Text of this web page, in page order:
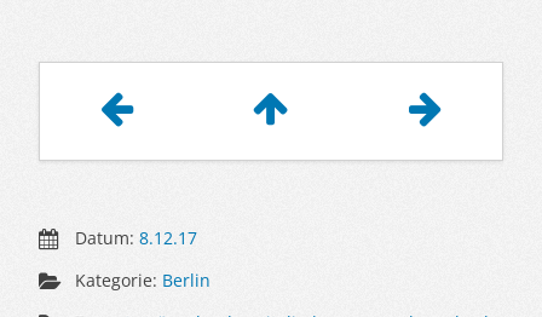
Datum:8.12.17
Kategorie: Berlin